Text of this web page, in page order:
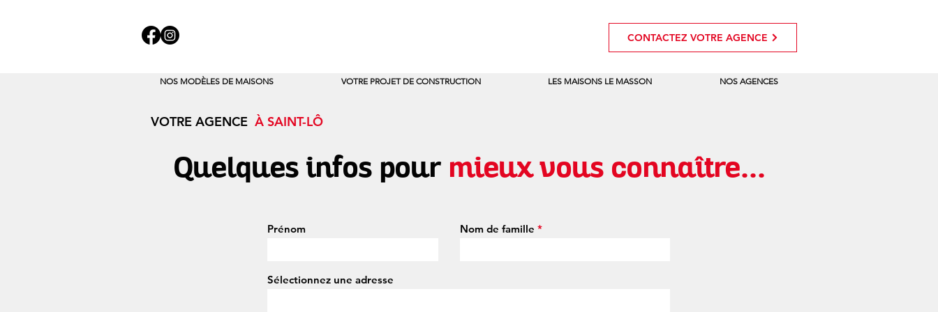
CONTACTEZ VOTRE AGENCE
NOS MODÈLES DE MAISONS VOTRE PROJET DE CONSTRUCTION LES MAISONS LE MASSON NOS AGENCES
VOTRE AGENCE À SAINT-LÔ
Quelques infos pour mieux vous connaître...
Prénom Nom de famille
Sélectionnez une adresse